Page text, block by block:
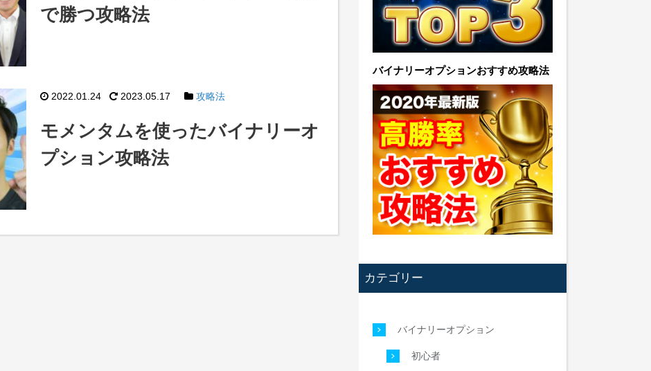
で勝つ攻略法
2022.01.24 2023.05.17 攻略法
モメンタムを使ったバイナリーオ
プション攻略法
バイナリーオプションおすすめ攻略法
カテゴリー
バイナリーオプション
初心者